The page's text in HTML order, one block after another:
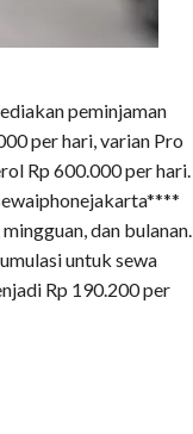
peminjaman
per hari, varian Pro
Rp 600.000 per hari.
dan bulanan.
untuk sewa
Rp 190.200 per